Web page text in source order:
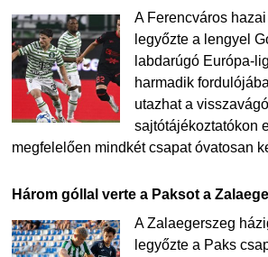
A Ferencváros
legyőzte a lengyel
labdarúgó Európa-
harmadik
utazhat a
sajtótájékoztatókon
megfelelően mindkét csapat óvatosan
Három góllal verte a Paksot a
A Zalaegerszeg
legyőzte a Paks